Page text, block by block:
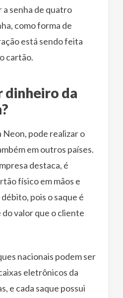
senha de quatro
como forma de
está sendo feita
cartão.
dinheiro da
Neon, pode realizar o
em outros países.
destaca, é
físico em mãos e
pois o saque é
valor que o cliente
nacionais podem ser
eletrônicos da
e cada saque possui